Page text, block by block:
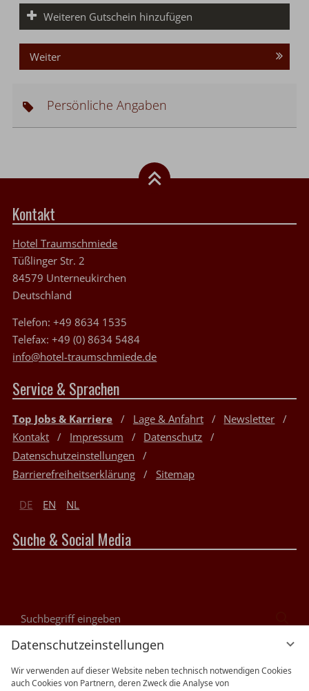
Datenschutzeinstellungen
Wir verwenden auf dieser Website neben technisch notwendigen Cookies
auch Cookies von Partnern, deren Zweck die Analyse von
Weiteren Gutschein hinzufügen
Weiter
Persönliche Angaben
Kontakt
Hotel Traumschmiede
Tüßlinger Str. 2
84579 Unterneukirchen
Deutschland
Telefon:+49 8634 1535
Telefax:+49 (0) 8634 5484
info@hotel-traumschmiede.de
Service & Sprachen
Top Jobs & Karriere Lage & Anfahrt
Newsletter
Kontakt
Impressum
Datenschutz
Datenschutzeinstellungen
Barrierefreiheitserklärung
Sitemap
DE EN NL
Suche & Social Media
Suchbegriff
eingeben
Bewertungen